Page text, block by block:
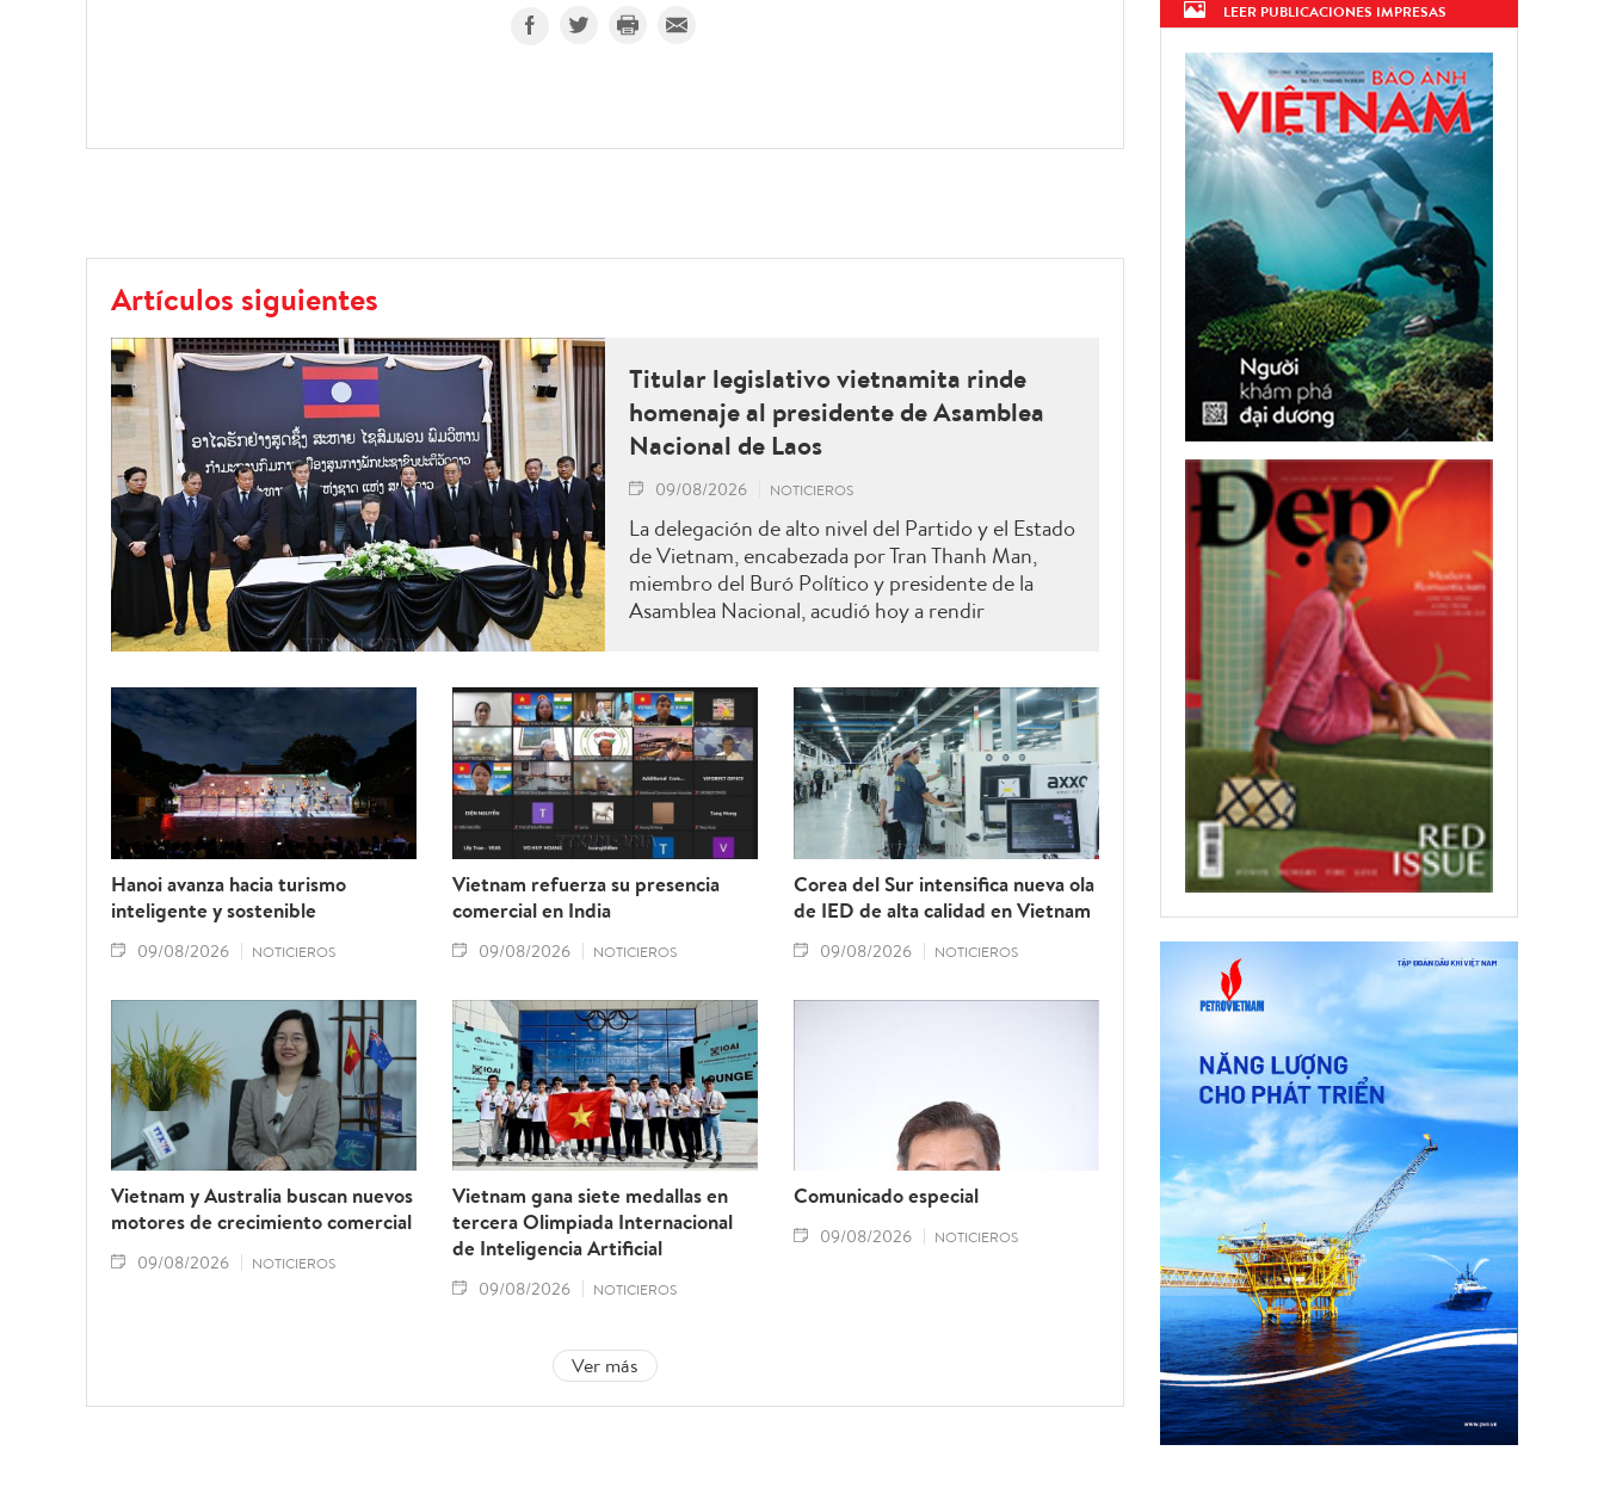
Artículos siguientes
Titular legislativo vietnamita rinde
homenaje al presidente de Asamblea
Nacional de Laos
09/08/2026 NOTICIEROS
La delegación de alto nivel del Partido y el Estado
de Vietnam, encabezada por Tran Thanh Man,
miembro del Buró Político y presidente de la
Asamblea Nacional, acudió hoy a rendir
Asamblea Nacional de Laos.
Hanoi avanza hacia turismo
inteligente y sostenible
09/08/2026 NOTICIEROS
Vietnam refuerza su presencia
comercial en India
09/08/2026 NOTICIEROS
Corea del Sur intensifica nueva ola
de IED de alta calidad en Vietnam
09/08/2026 NOTICIEROS
Vietnam y Australia buscan nuevos
motores de crecimiento comercial
09/08/2026 NOTICIEROS
Vietnam gana siete medallas en
tercera Olimpiada Internacional
de Inteligencia Artificial
09/08/2026 NOTICIEROS
Comunicado especial
09/08/2026 NOTICIEROS
Ver más
LEER PUBLICACIONES IMPRESAS